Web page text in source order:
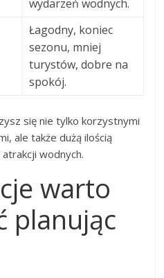
wydarzeń wodnych.
Łagodny, koniec
sezonu, mniej
turystów, dobre na
spokój.
się nie tylko korzystnymi
ale także dużą ilością
wodnych.
warto
planując